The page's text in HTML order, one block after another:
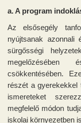
a. A program
Az elsősegély
nyújtsanak azonnali
sürgősségi
csökkentésében.
részét a gyerekekkel
ismereteket
megfelelő módon
iskolai környezetben